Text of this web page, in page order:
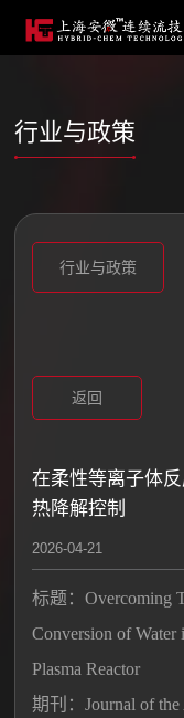
行业与政策
行业与政策
返回
在柔性等离子体
热降解控制
2026-04-21
标题：Overcoming
Conversion of
Plasma Reactor
期刊：Journal of